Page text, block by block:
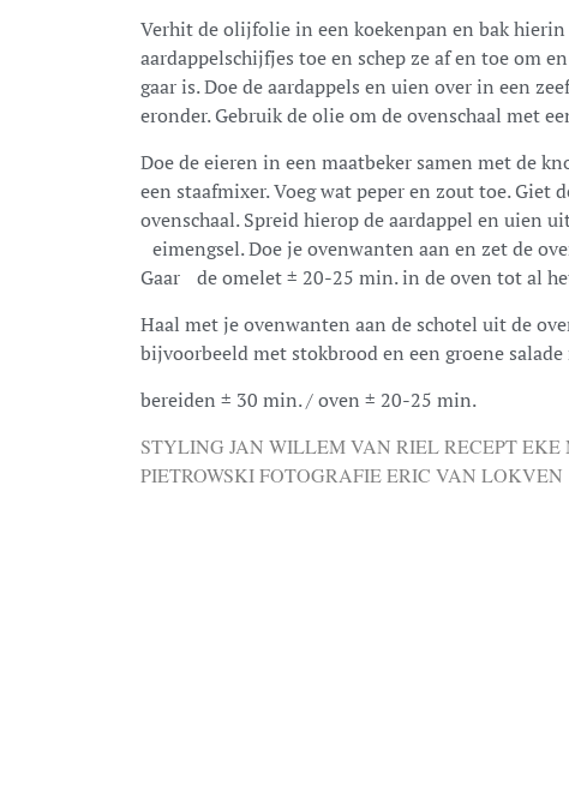
Verhit de olijfolie in een koekenpan en bak
aardappelschijfjes toe en schep ze af en toe om
gaar is. Doe de aardappels en uien over in een
eronder. Gebruik de olie om de ovenschaal met
Doe de eieren in een maatbeker samen met de
een staafmixer. Voeg wat peper en zout toe. Giet
ovenschaal. Spreid hierop de aardappel en uien
eimengsel. Doe je ovenwanten aan en zet de
Gaar de omelet ± 20-25 min. in de oven tot al
Haal met je ovenwanten aan de schotel uit de
bijvoorbeeld met stokbrood en een groene
bereiden ± 30 min. / oven ± 20-25 min.
STYLING JAN WILLEM VAN RIEL RECEPT
PIETROWSKI FOTOGRAFIE ERIC VAN LOKVEN